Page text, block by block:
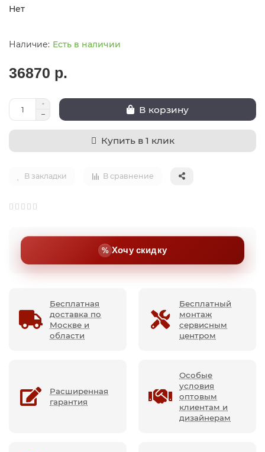
Нет
Есть в наличии
36870 р.
В корзину
Купить в 1 клик
В закладки В сравнение
Хочу скидку
Бесплатная
доставка по
Москве и
области
Бесплатный
монтаж
сервисным
центром
Расширенная
гарантия
Особые
условия
оптовым
клиентам и
дизайнерам